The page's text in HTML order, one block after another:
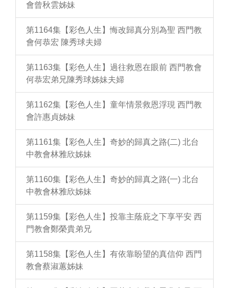
會曾秋雲姊妹
第1164集【彩色人生】悔改歸真分別為聖 西門教
會何恭宏 陳秀球夫婦
第1163集【彩色人生】過往救恩在眼前 西門教會
何恭宏弟兄陳秀球姊妹夫婦
第1162集【彩色人生】童年情景救恩浮現 西門教
會許惠貞姊妹
第1161集【彩色人生】奇妙的歸真之路(二) 北台
中教會林雅欣姊妹
第1160集【彩色人生】奇妙的歸真之路(一) 北台
中教會林雅欣姊妹
第1159集【彩色人生】投靠主蔭庇之下享平安 西
門教會鄭榮貴弟兄
第1158集【彩色人生】有依靠盼望的真信仰 西門
教會蔡淑蕙姊妹